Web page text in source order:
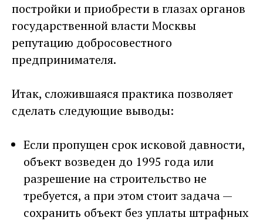
постройки и приобрести в глазах органов
государственной власти Москвы
репутацию добросовестного
предпринимателя.
Итак, сложившаяся практика позволяет
сделать следующие выводы:
Если пропущен срок исковой давности,
объект возведен до 1995 года или
разрешение на строительство не
требуется, а при этом стоит задача —
сохранить объект без уплаты штрафных